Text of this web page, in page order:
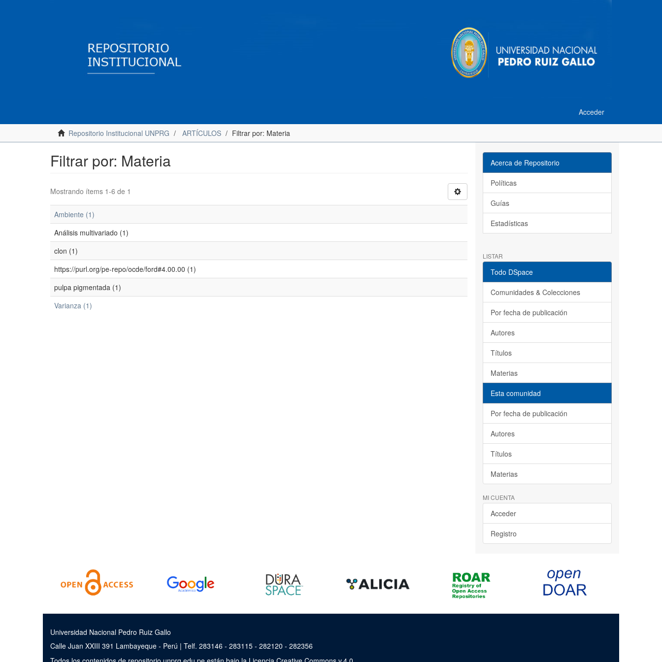
Acceder
Repositorio Institucional UNPRG ARTÍCULOS Filtrar por: Materia
Filtrar por: Materia
Mostrando ítems 1-6 de 1
Ambiente (1)
Análisis multivariado (1)
clon (1)
https://purl.org/pe-repo/ocde/ford#4.00.00 (1)
pulpa pigmentada (1)
Varianza (1)
Acerca de Repositorio
Políticas
Guías
Estadísticas
LISTAR
Todo DSpace
Comunidades & Colecciones
Por fecha de publicación
Autores
Títulos
Materias
Esta comunidad
Por fecha de publicación
Autores
Títulos
Materias
MI CUENTA
Acceder
Registro
Universidad Nacional Pedro Ruiz Gallo
Calle Juan XXIII 391 Lambayeque - Perú | Telf. 283146 - 283115 - 282120 - 282356